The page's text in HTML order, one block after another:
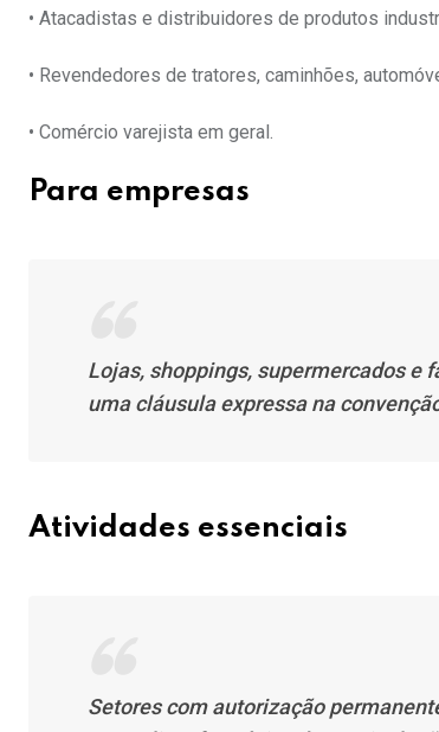
• Atacadistas e distribuidores de produtos
• Revendedores de tratores, caminhões,
• Comércio varejista em geral.
Para empresas
Lojas, shoppings, supermercados e
uma cláusula expressa na
Atividades essenciais
Setores com autorização